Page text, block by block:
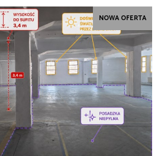
NOWA OFERTA